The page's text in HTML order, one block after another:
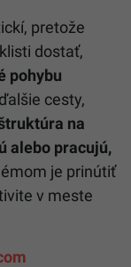
pretože
dostať,
pohybu
cesty,
na
alebo pracujú,
je prinútiť
v meste